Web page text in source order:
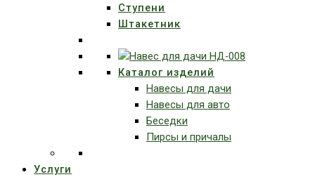
Ступени
Штакетник
Каталог изделий
Навесы для дачи
Навесы для авто
Беседки
Пирсы и причалы
Услуги